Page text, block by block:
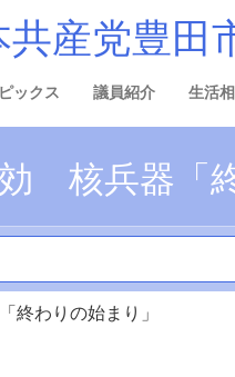
共産党豊田
ックス 議員紹介 生活
核兵器「
わりの始まり」